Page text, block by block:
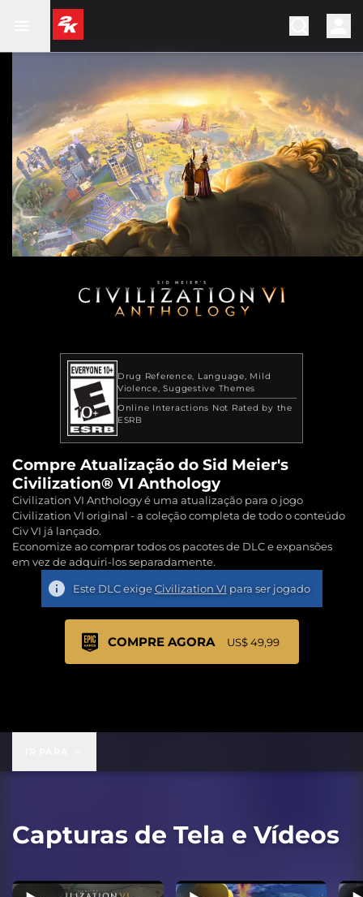
Drug Reference Language
Mild
Violence Suggestive Themes
Online Interactions Not Rated by the
ESRB
Compre Atualização do Sid Meier's
Civilization® VI Anthology
Civilization VI Anthology é uma atualização para o jogo
Civilization VI original - a coleção completa de todo o conteúdo
Civ VI já lançado.
Economize ao comprar todos os pacotes de DLC e expansões
em vez de adquiri-los separadamente.
Este DLC exigeCivilization VI para ser jogado
COMPRE AGORA US$ 49,99
Capturas de Tela e Vídeos